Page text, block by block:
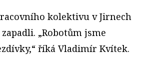
kolektivu v Jirnech
„Robotům jsme
říká Vladimír Kvítek.